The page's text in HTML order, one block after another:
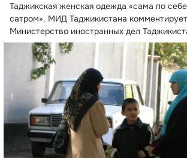
Таджикская женская одежда «сама по
сатром». МИД Таджикистана
Министерство иностранных дел